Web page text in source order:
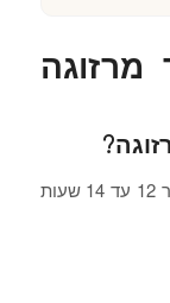
מרזוגה
כ-580 ק״מ, כלומר 9 עד 10 שעות דרך, ויותר 12 עד 14 שעות